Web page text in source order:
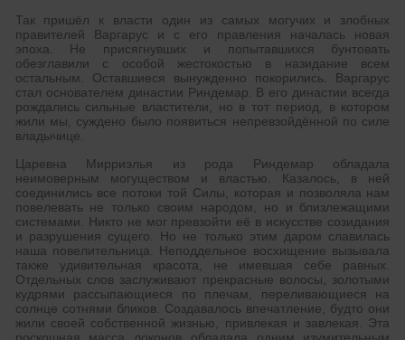
Так пришёл к власти один из самых могучих и злобных
правителей Варгарус и с его правления началась новая
эпоха. Не присягнувших и попытавшихся бунтовать
обезглавили с особой жестокостью в назидание всем
остальным. Оставшиеся вынужденно покорились. Варгарус
стал основателем династии Риндемар. В его династии всегда
рождались сильные властители, но в тот период, в котором
жили мы, суждено было появиться непревзойдённой по силе
владычице.
Царевна Мирриэлья из рода Риндемар обладала
неимоверным могуществом и властью. Казалось, в ней
соединились все потоки той Силы, которая и позволяла нам
повелевать не только своим народом, но и близлежащими
системами. Никто не мог превзойти её в искусстве созидания
и разрушения сущего. Но не только этим даром славилась
наша повелительница. Неподдельное восхищение вызывала
также удивительная красота, не имевшая себе равных.
Отдельных слов заслуживают прекрасные волосы, золотыми
кудрями рассыпающиеся по плечам, переливающиеся на
солнце сотнями бликов. Создавалось впечатление, будто они
жили своей собственной жизнью, привлекая и завлекая. Эта